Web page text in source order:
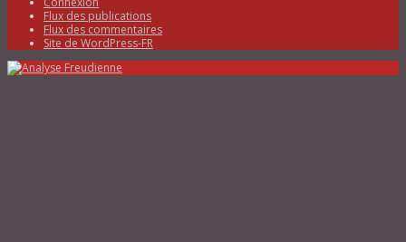
Flux des publications
Flux des commentaires
Site de WordPress-FR